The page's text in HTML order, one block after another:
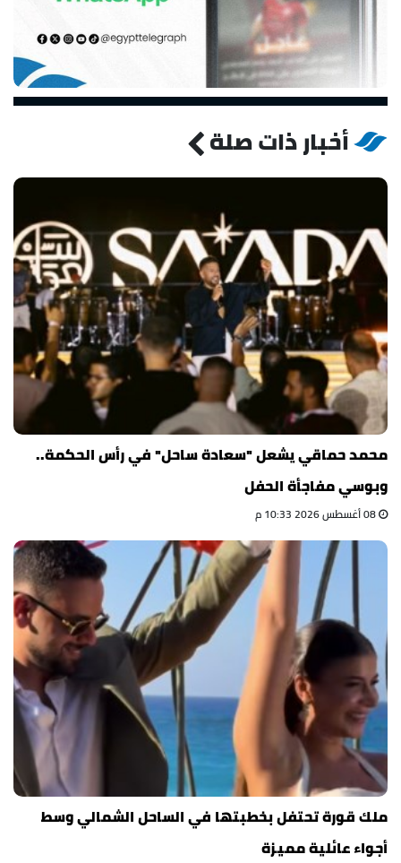
أخبار ذات صلة
محمد حماقي يشعل "سعادة ساحل" في رأس الحكمة..
وبوسي مفاجأة الحفل
ملك قورة تحتفل بخطبتها في الساحل الشمالي وسط
أجواء عائلية مميزة